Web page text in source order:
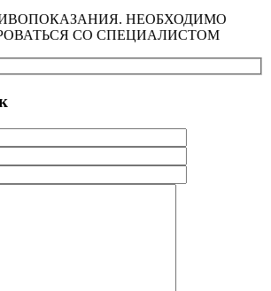
НЕОБХОДИМО
СО СПЕЦИАЛИСТОМ